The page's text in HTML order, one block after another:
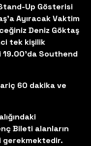
Up Gösterisi
Ayıracak Vaktim
Deniz Göktaş
tek kişilik
19.00'da Southend
60 dakika ve
Bileti alanların
gerekmektedir.